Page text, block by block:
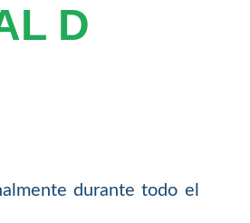
D
durante todo el